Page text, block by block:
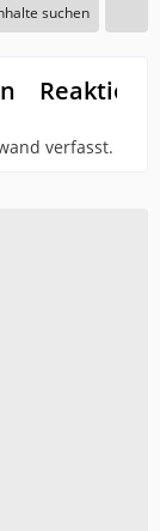
suchen
verfasst.